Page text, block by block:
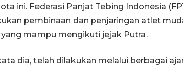
ini. Federasi Panjat Tebing Indonesia
pembinaan dan penjaringan atlet
mampu mengikuti jejak Putra.
dia, telah dilakukan melalui berbagai